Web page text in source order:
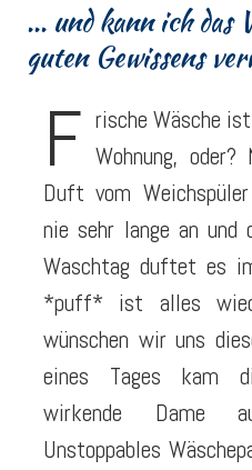
... und kann ich das
guten Gewissens
F rische Wäsche
Wohnung,
Duft vom
nie sehr lange an und
Waschtag duftet es
*puff* ist alles
wünschen wir uns
eines Tages kam
wirkende Dame
Unstoppables